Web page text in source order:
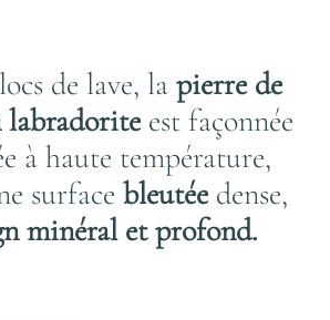
de lave, lapierre de
labradorite est façonnée
à haute température,
surface bleutéedense,
minéral et profond.